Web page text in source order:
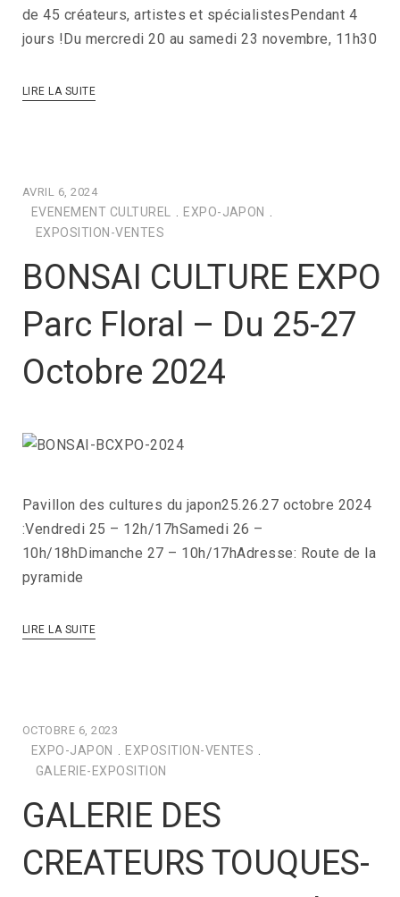
de 45 créateurs, artistes et spécialistesPendant 4
jours !Du mercredi 20 au samedi 23 novembre, 11h30
LIRE LA SUITE
AVRIL 6, 2024
EVENEMENT CULTUREL EXPO-JAPON
EXPOSITION-VENTES
BONSAI CULTURE EXPO
Parc Floral – Du 25-27
Octobre 2024
Pavillon des cultures du japon25.26.27 octobre 2024
:Vendredi 25 – 12h/17hSamedi 26 –
10h/18hDimanche 27 – 10h/17hAdresse: Route de la
pyramide
LIRE LA SUITE
OCTOBRE 6, 2023
EXPO-JAPON EXPOSITION-VENTES
GALERIE-EXPOSITION
GALERIE DES
CREATEURS TOUQUES-